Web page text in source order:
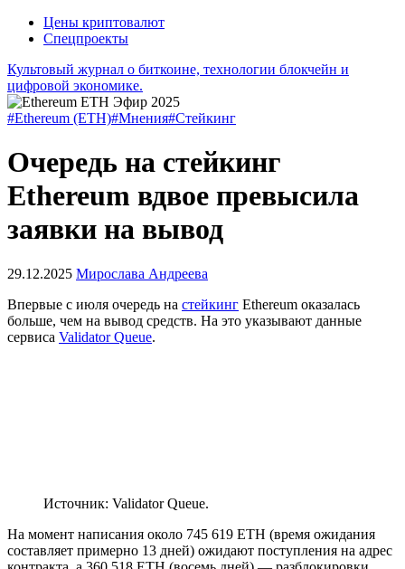
Цены криптовалют
Спецпроекты
Культовый журнал о биткоине, технологии блокчейн и
цифровой экономике.
#Ethereum (ETH)#Мнения#Стейкинг
Очередь на стейкинг
Ethereum вдвое превысила
заявки на вывод
29.12.2025 Мирослава Андреева
Впервые с июля очередь на стейкинг Ethereum оказалась
больше, чем на вывод средств. На это указывают данные
сервиса Validator Queue.
Источник: Validator Queue.
На момент написания около 745 619 ETH (время ожидания
составляет примерно 13 дней) ожидают поступления на адрес